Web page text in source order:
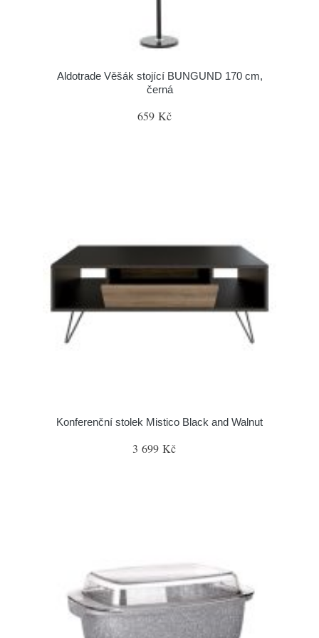
Aldotrade Věšák stojící BUNGUND 170 cm,
černá
659 Kč
Konferenční stolek Mistico Black and Walnut
3 699 Kč